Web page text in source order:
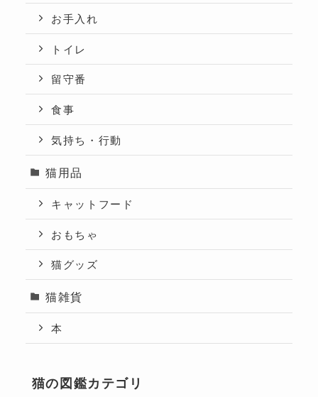
お手入れ
トイレ
留守番
食事
気持ち・行動
猫用品
キャットフード
おもちゃ
猫グッズ
猫雑貨
本
猫の図鑑カテゴリ